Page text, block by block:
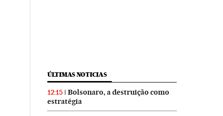
ÚLTIMAS NOTICIAS
12:15
Bolsonaro, a destruição como
estratégia